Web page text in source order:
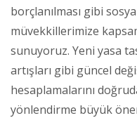
borçlanılması gibi
müvekkillerimize
sunuyoruz. Yeni yasa
artışları gibi güncel
hesaplamalarını
yönlendirme büyük